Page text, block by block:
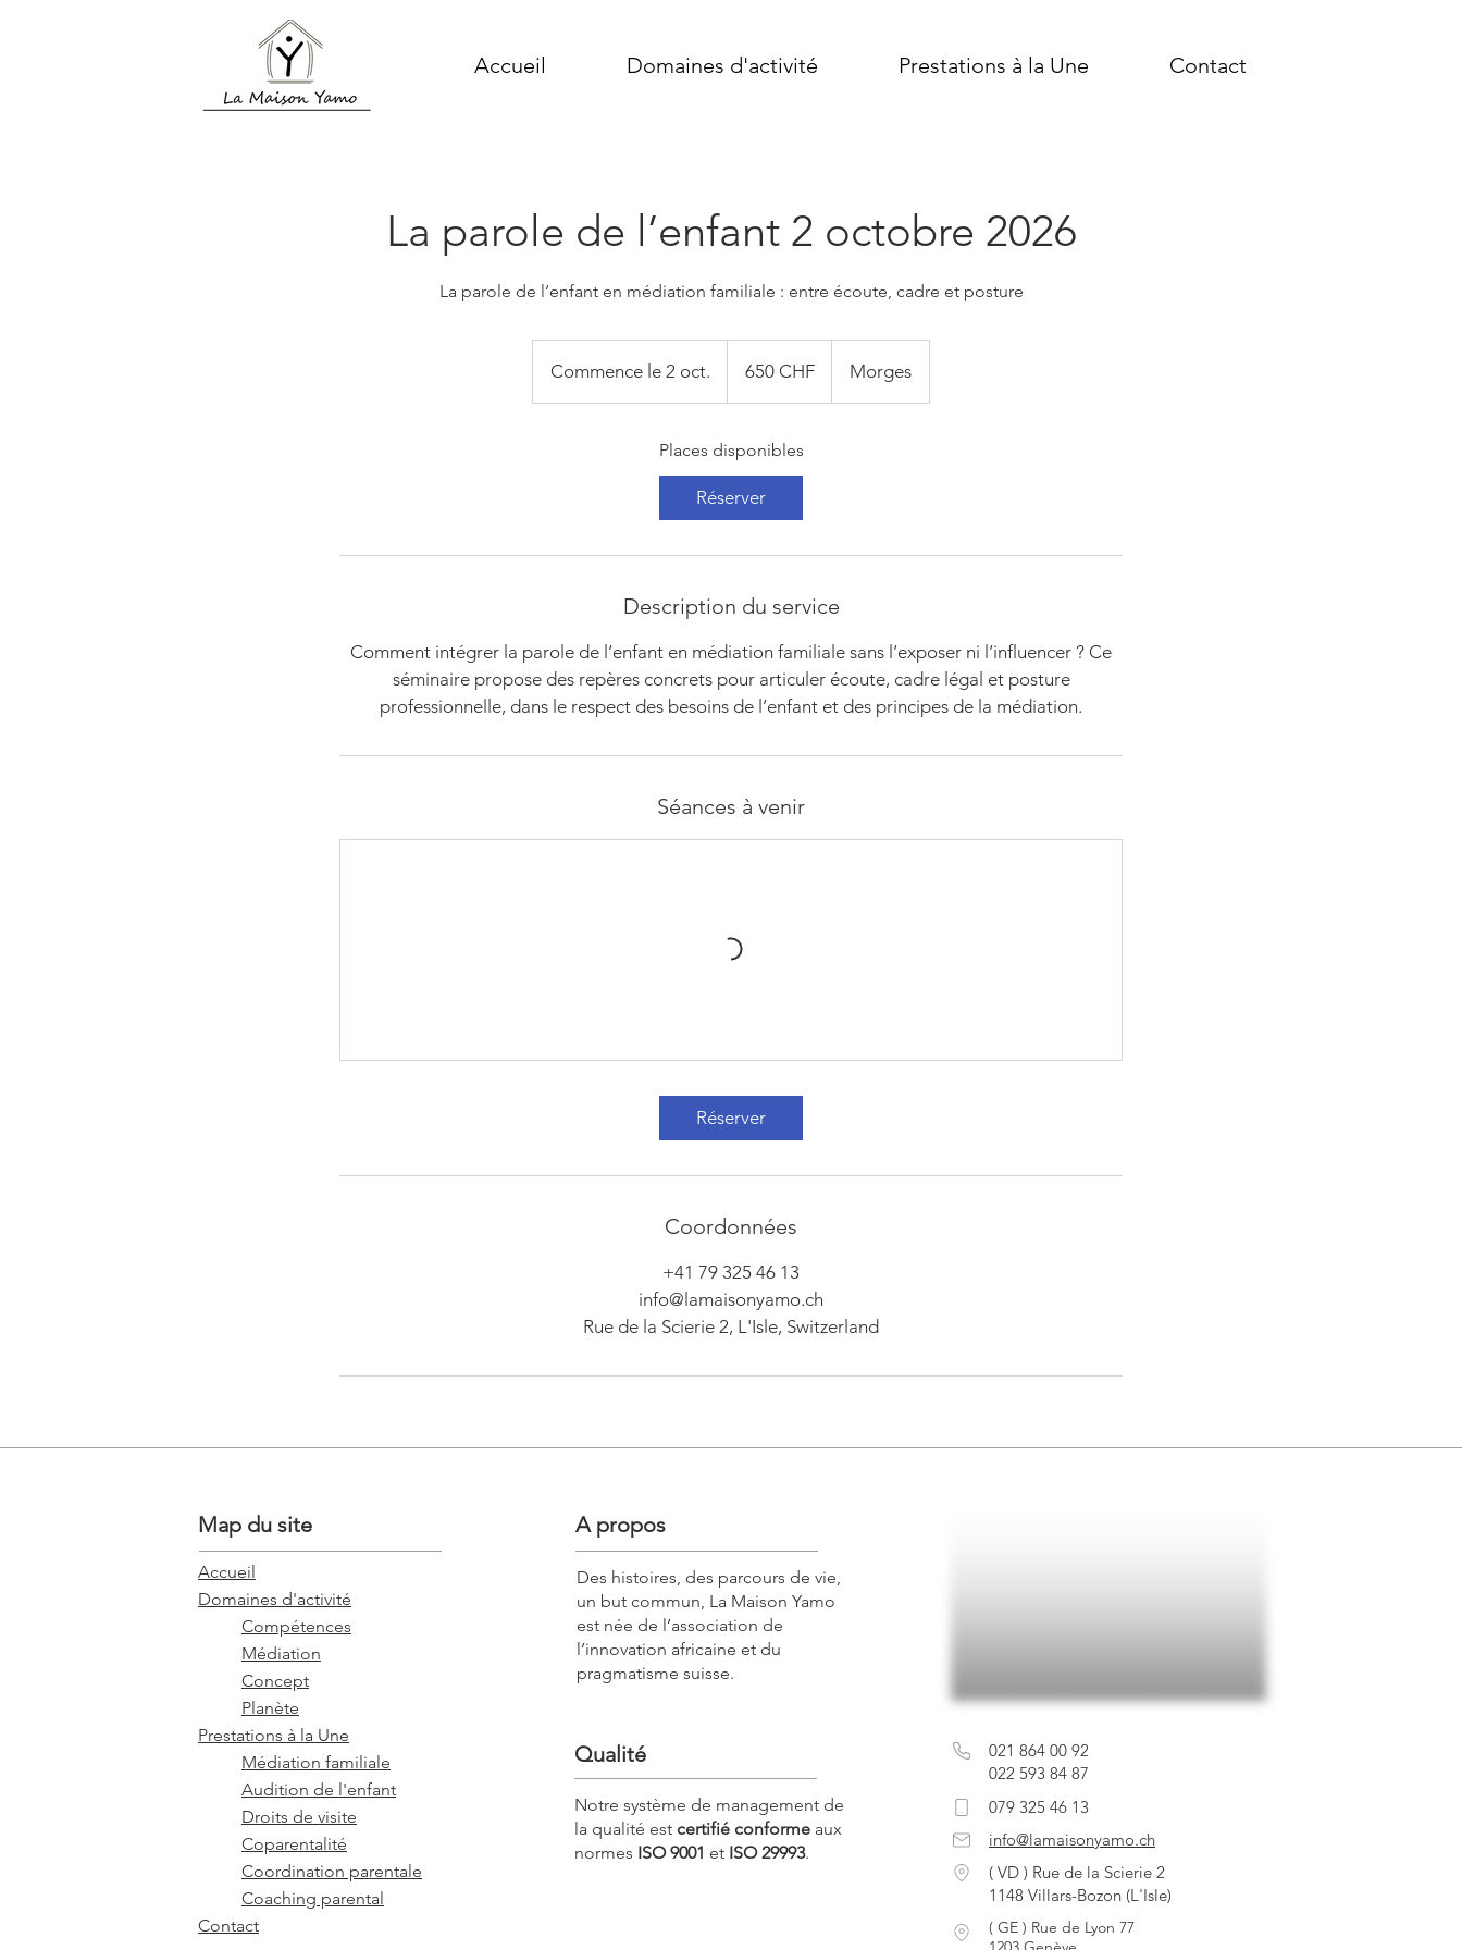
Accueil Domaines d'activité Prestations à la Une Contact
La parole de l’enfant 2 octobre 2026
La parole de l’enfant en médiation familiale : entre écoute, cadre et posture
Commence le 2 oct.
o
m
e
n
e
e
2
.
suisses
650 CHF Morges
Places disponibles
Réserver
Description du service
Comment intégrer la parole de l’enfant en médiation familiale sans l’exposer ni l’influencer ? Ce
séminaire propose des repères concrets pour articuler écoute, cadre légal et posture
professionnelle, dans le respect des besoins de l’enfant et des principes de la médiation.
Séances à venir
Réserver
Coordonnées
+41 79 325 46 13
info@lamaisonyamo.ch
Rue de la Scierie 2, L'Isle, Switzerland
Map du site
Accueil
Domaines d'activité
Compétences
Médiation
Concept
Planète
Prestations à la Une
Médiation familiale
Audition de l'enfant
Droits de visite
Coparentalité
Coordination parentale
Coaching parental
Contact
Des histoires, des parcours de vie,
un but commun, La Maison Yamo
est née de l’association de
l’innovation africaine et du
pragmatisme suisse.
A propos
Qualité
Notre système de management de
la qualité est certifié conforme aux
normes ISO 9001 et ISO 29993.
021 864 00 92
022 593 84 87
079 325 46 13
info@lamaisonyamo.ch
( VD ) Rue de la Scierie 2
1148 Villars-Bozon (L'Isle)
( GE ) Rue de Lyon 77